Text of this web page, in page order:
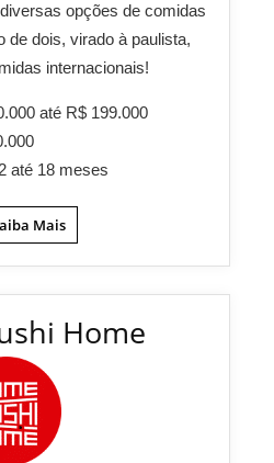
opções de comidas
de dois, virado à paulista,
internacionais!
até R$ 199.000
até 18 meses
Mais
Home